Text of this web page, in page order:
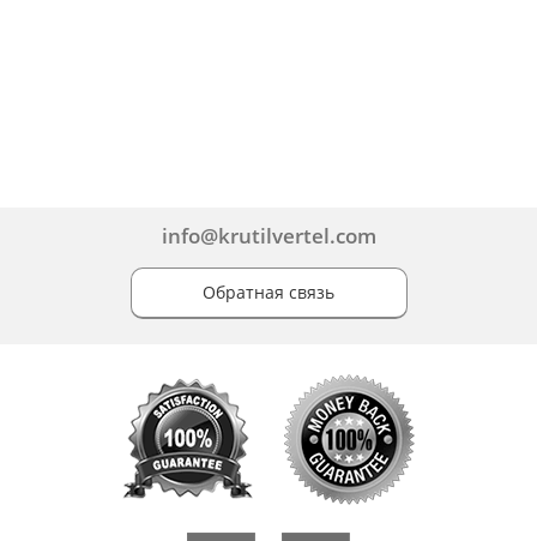
info@krutilvertel.com
Обратная связь